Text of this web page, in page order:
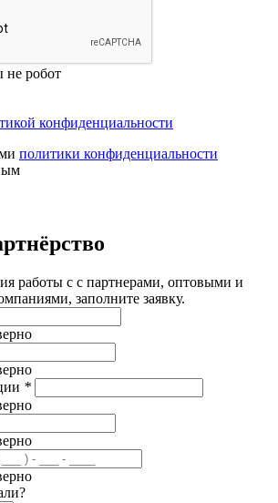
не робот
конфиденциальности
политики конфиденциальности
работы с с партнерами, оптовыми и
заполните заявку.
*